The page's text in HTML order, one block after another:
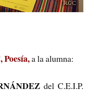
a la alumna:
del C.E.I.P.